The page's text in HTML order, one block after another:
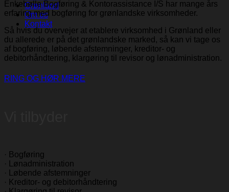
Grønland
Om os
Kontakt
Enkebølle Bogføring & Kontorassistance I/S har mange års
erfaring med bogføring for grønlandske virksomheder.
Så hvis du overvejer at etablere virksomhed i Grønland eller
du allerede er på det grønlandske marked, så kan vi tage os
af bogføring, løbende afstemninger, kreditor- og
debitorhåndtering, klargøring til revisor og lønadministration.
RING OG HØR MERE
· Bogføring
· Lønadministration
· Løbende afstemninger
· Kreditor- og debitorhåndtering